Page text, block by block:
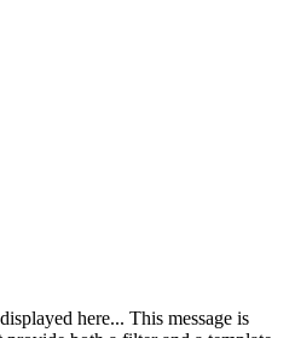
here... This message is